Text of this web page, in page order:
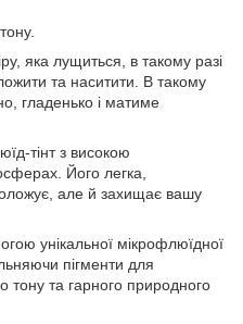
яка лущиться, в такому разі
та наситити. В такому
гладенько і матиме
тінт з високою
Його легка,
але й захищає вашу
унікальної мікрофлюїдної
пігменти для
тону та гарного природного